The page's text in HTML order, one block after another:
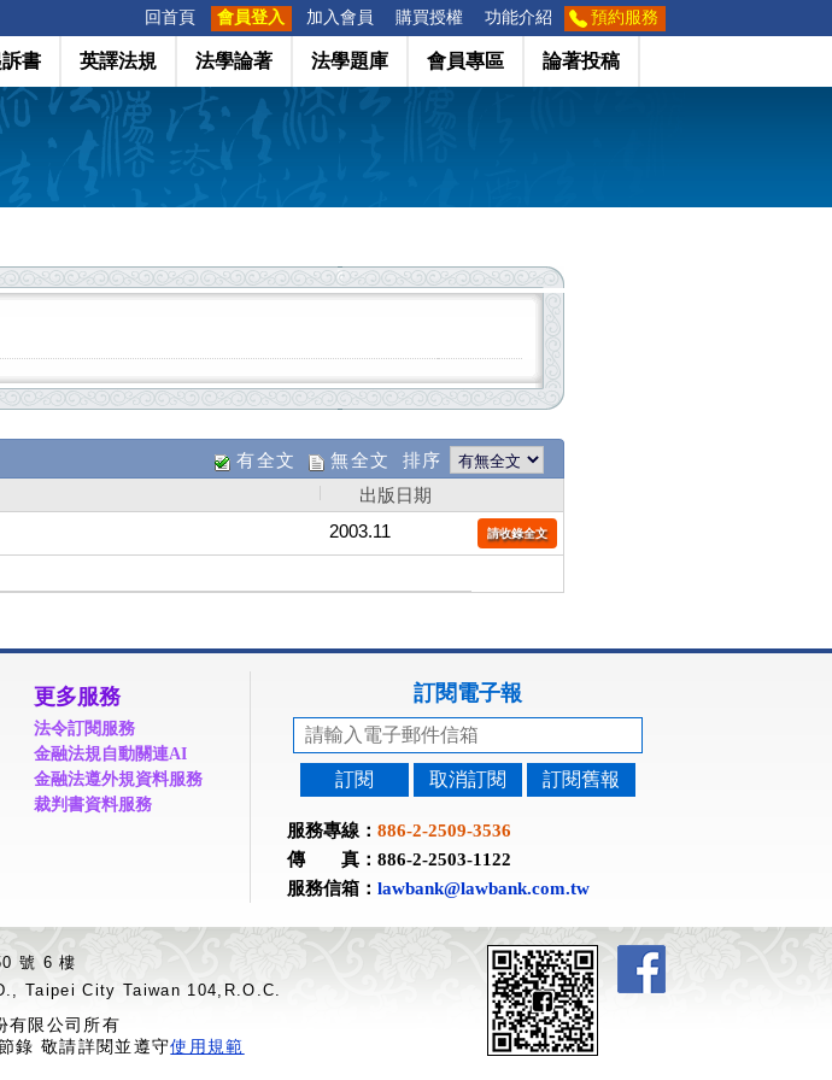
回首頁 會員登入 加入會員 購買授權 功能介紹 預約服務
書 英譯法規 法學論著 法學題庫 會員專區 論著投稿
有全文 無全文 排序
出版日期
2003.11 請收錄全文
更多服務
法令訂閱服務
金融法規自動關連AI
金融法遵外規資料服務
裁判書資料服務
訂閱電子報
訂閱 取消訂閱 訂閱舊報
服務專線： 886-2-2509-3536
傳 真：886-2-2503-1122
服務信箱： lawbank@lawbank.com.tw
號 6 樓
Taipei City Taiwan 104,R.O.C.
有限公司所有
錄 敬請詳閱並遵守使用規範